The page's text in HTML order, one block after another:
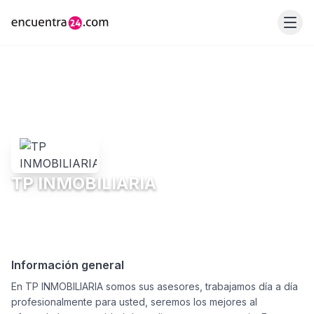
TP INMOBILIARIA
Información general
En TP INMOBILIARIA somos sus asesores, trabajamos día a día
profesionalmente para usted, seremos los mejores al